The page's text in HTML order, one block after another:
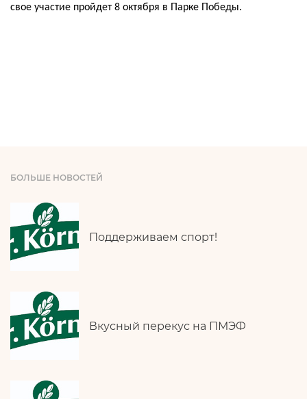
свое участие пройдет 8 октября в Парке Победы.
БОЛЬШЕ НОВОСТЕЙ
Поддерживаем спорт!
Вкусный перекус на ПМЭФ